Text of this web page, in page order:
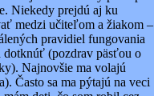
Niekedy prejdú aj ku
medzi učiteľom a žiakom –
pravidiel fungovania
dotknúť (pozdrav päsťou o
Najnovšie ma volajú
Často sa ma pýtajú na veci